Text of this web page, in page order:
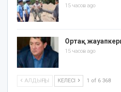
15 часов ago
Ортақ
15 часов ago
АЛДЫҢҒЫ КЕЛЕСІ 1 of 6 368